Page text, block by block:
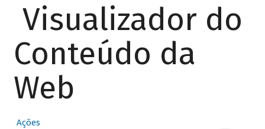
Visualizador do
Conteúdo da
Web
Ações